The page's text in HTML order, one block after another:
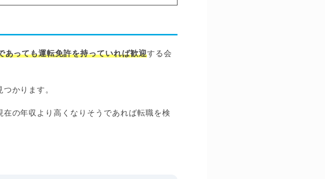
あっても運転免許を持っていれば歓迎する会
かります。
の年収より高くなりそうであれば転職を検